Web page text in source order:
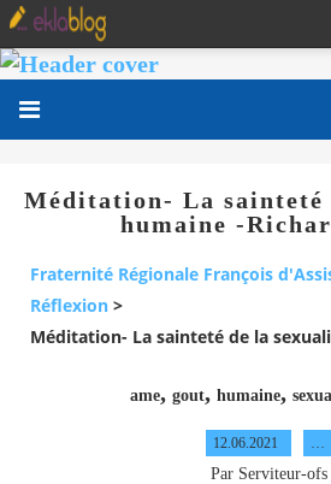
Méditation- La sainteté
humaine -
Fraternité Régionale François
Réflexion >
Méditation- La sainteté de la
ame, gout, humaine,
12.06.2021
Par Serviteur-ofs